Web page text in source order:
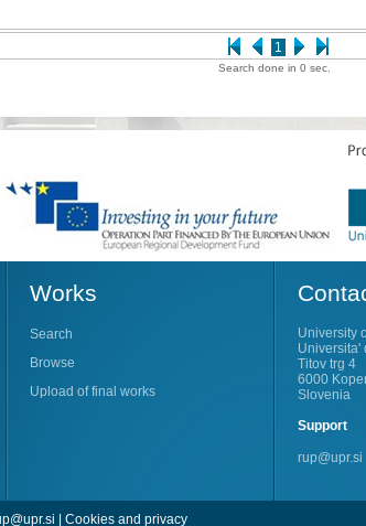
1
Search done in 0 sec.
Works
Search
Browse
Upload of final works
University
Universita'
Titov trg 4
6000
Slovenia
Support
rup@upr.si
| Cookies and privacy